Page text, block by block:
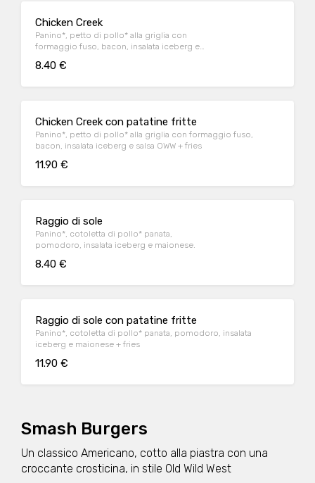
Chicken Creek
Panino*, petto di pollo* alla griglia con
formaggio fuso, bacon, insalata iceberg e
8.40 €
Chicken Creek con patatine fritte
Panino*, petto di pollo* alla griglia con formaggio fuso,
bacon, insalata iceberg e salsa OWW + fries
11.90 €
Raggio di sole
Panino*, cotoletta di pollo* panata,
pomodoro, insalata iceberg e maionese.
8.40 €
Raggio di sole con patatine fritte
Panino*, cotoletta di pollo* panata, pomodoro, insalata
iceberg e maionese + fries
11.90 €
Smash Burgers
Un classico Americano, cotto alla piastra con una
croccante crosticina, in stile Old Wild West